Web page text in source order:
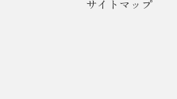
サイトマップ